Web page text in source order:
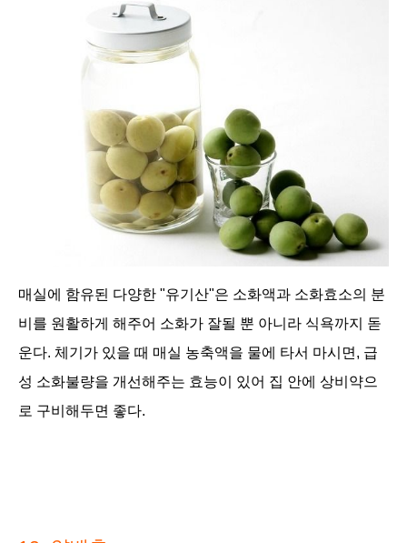
매실에 함유된 다양한 "유기산"은 소화액과 소화효소의 분
비를 원활하게 해주어 소화가 잘될 뿐 아니라 식욕까지 돋
운다. 체기가 있을 때 매실 농축액을 물에 타서 마시면, 급
성 소화불량을 개선해주는 효능이 있어 집 안에 상비약으
로 구비해두면 좋다.